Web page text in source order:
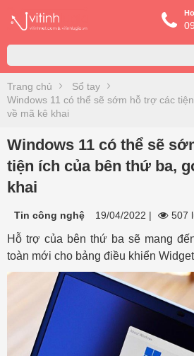
Trang chủ
Sổ tay
Windows 11 có thể sẽ sớm hỗ trợ các
về mã kê khai
Windows 11 có thể sẽ
tiện ích của bên thứ ba,
khai
Tin công nghệ 19/04/2022 | 507
Hỗ trợ của bên thứ ba sẽ mang
toàn mới cho bảng điều khiển